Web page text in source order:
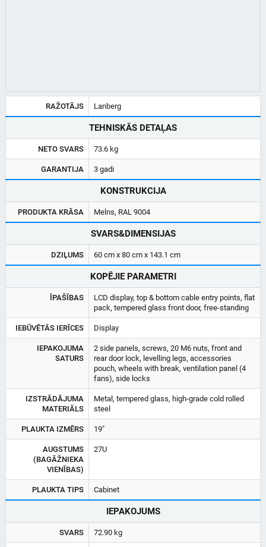
RAŽOTĀJS Lanberg
TEHNISKĀS DETAĻAS
NETO SVARS 73.6 kg
GARANTIJA 3 gadi
KONSTRUKCIJA
PRODUKTA KRĀSA Melns, RAL 9004
SVARS&DIMENSIJAS
DZIĻUMS 60 cm x 80 cm x 143.1 cm
KOPĒJIE PARAMETRI
ĪPAŠĪBAS
LCD display, top & bottom cable entry points, flat
pack, tempered glass front door, free-standing
IEBŪVĒTĀS IERĪCES Display
IEPAKOJUMA
SATURS
2 side panels, screws, 20 M6 nuts, front and
rear door lock, levelling legs, accessories
pouch, wheels with break, ventilation panel (4
fans), side locks
IZSTRĀDĀJUMA
MATERIĀLS
Metal, tempered glass, high-grade cold rolled
steel
PLAUKTA IZMĒRS 19"
AUGSTUMS
(BAGĀŽNIEKA
VIENĪBAS)
27U
PLAUKTA TIPS Cabinet
IEPAKOJUMS
SVARS 72.90 kg